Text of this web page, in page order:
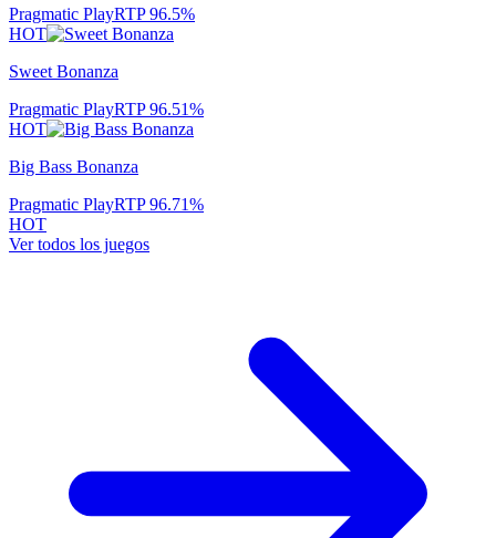
Pragmatic PlayRTP96.5%
HOT
Sweet Bonanza
Pragmatic PlayRTP96.51%
HOT
Big Bass Bonanza
Pragmatic PlayRTP96.71%
HOT
Ver todos los juegos